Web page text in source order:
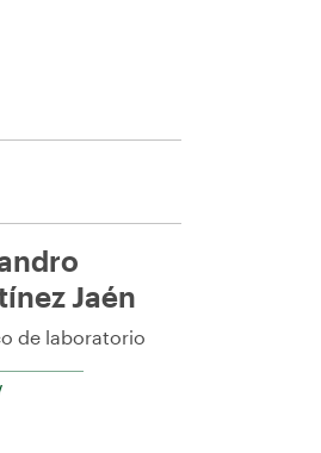
Jaén
de laboratorio